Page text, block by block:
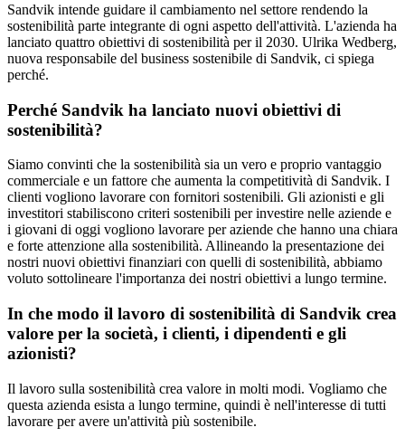
Sandvik intende guidare il cambiamento nel settore rendendo la
sostenibilità parte integrante di ogni aspetto dell'attività. L'azienda ha
lanciato quattro obiettivi di sostenibilità per il 2030. Ulrika Wedberg,
nuova responsabile del business sostenibile di Sandvik, ci spiega
perché.
Perché Sandvik ha lanciato nuovi obiettivi di
sostenibilità?
Siamo convinti che la sostenibilità sia un vero e proprio vantaggio
commerciale e un fattore che aumenta la competitività di Sandvik. I
clienti vogliono lavorare con fornitori sostenibili. Gli azionisti e gli
investitori stabiliscono criteri sostenibili per investire nelle aziende e
i giovani di oggi vogliono lavorare per aziende che hanno una chiara
e forte attenzione alla sostenibilità. Allineando la presentazione dei
nostri nuovi obiettivi finanziari con quelli di sostenibilità, abbiamo
voluto sottolineare l'importanza dei nostri obiettivi a lungo termine.
In che modo il lavoro di sostenibilità di Sandvik crea
valore per la società, i clienti, i dipendenti e gli
azionisti?
Il lavoro sulla sostenibilità crea valore in molti modi. Vogliamo che
questa azienda esista a lungo termine, quindi è nell'interesse di tutti
lavorare per avere un'attività più sostenibile.